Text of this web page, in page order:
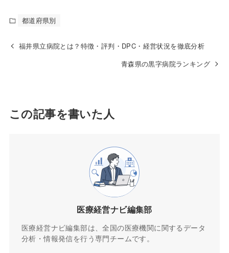
都道府県別
福井県立病院とは？特徴・評判・DPC・経営状況を徹底分析
青森県の黒字病院ランキング
この記事を書いた人
医療経営ナビ編集部
医療経営ナビ編集部は、全国の医療機関に関するデータ
分析・情報発信を行う専門チームです。